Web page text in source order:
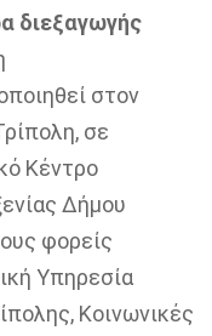
διεξαγωγής
στον
σε
Κέντρο
Δήμου
φορείς
Υπηρεσία
Κοινωνικές